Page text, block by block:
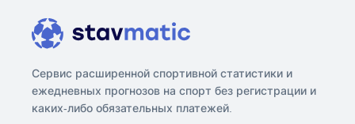
Сервис расширенной спортивной статистики и
ежедневных прогнозов на спорт без регистрации и
каких-либо обязательных платежей.